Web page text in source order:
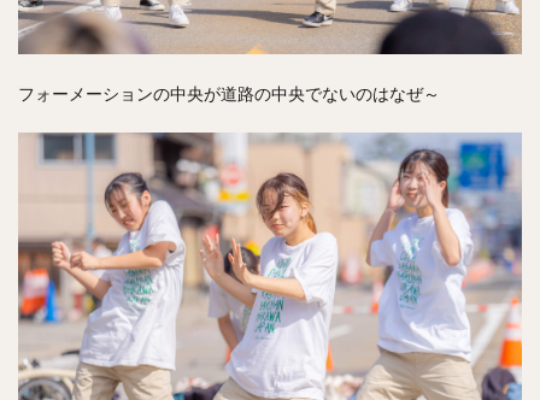
フォーメーションの中央が道路の中央でないのはなぜ～